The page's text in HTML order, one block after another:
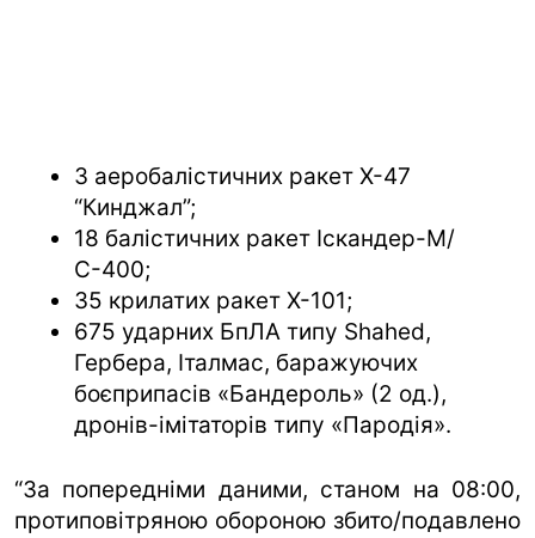
3 аеробалістичних ракет Х-47
“Кинджал”;
18 балістичних ракет Іскандер-М/
С-400;
35 крилатих ракет Х-101;
675 ударних БпЛА типу Shahed,
Гербера, Італмас, баражуючих
боєприпасів «Бандероль» (2 од.),
дронів-імітаторів типу «Пародія».
“За попередніми даними, станом на 08:00,
протиповітряною обороною збито/подавлено